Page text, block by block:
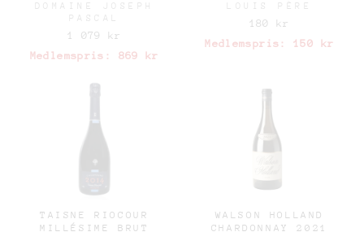
DOMAINE JOSEPH
PASCAL
1 079 kr
Medlemspris:
869 kr
LOUIS PÈRE
180 kr
Medlemspris:
150 kr
TAISNE RIOCOUR
MILLÉSIME BRUT
WALSON HOLLAND
CHARDONNAY 2021